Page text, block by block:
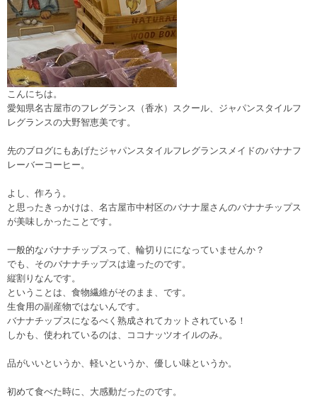
こんにちは。
愛知県名古屋市のフレグランス（香水）スクール、ジャパンスタイルフ
レグランスの大野智恵美です。
先のブログにもあげたジャパンスタイルフレグランスメイドのバナナフ
レーバーコーヒー。
よし、作ろう。
と思ったきっかけは、名古屋市中村区のバナナ屋さんのバナナチップス
が美味しかったことです。
一般的なバナナチップスって、輪切りにになっていませんか？
でも、そのバナナチップスは違ったのです。
縦割りなんです。
ということは、食物繊維がそのまま、です。
生食用の副産物ではないんです。
バナナチップスになるべく熟成されてカットされている！
しかも、使われているのは、ココナッツオイルのみ。
品がいいというか、軽いというか、優しい味というか。
初めて食べた時に、大感動だったのです。